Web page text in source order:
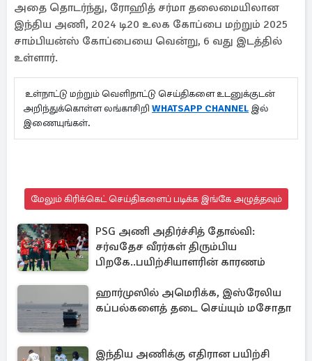
அதை தொடர்ந்து, ரோஹித் சர்மா தலைமையிலான
இந்திய அணி, 2024 டி20 உலக கோப்பை மற்றும் 2025
சாம்பியன்ஸ் கோப்பையை வென்று, 6 வது இடத்தில்
உள்ளார்.
உள்நாட்டு மற்றும் வெளிநாட்டு செய்திகளை உடனுக்குடன்
அறிந்துக்கொள்ள லங்காசிறி WHATSAPP CHANNEL இல்
இணையுங்கள்.
மேலும் கிரிக்கெட் செய்திகளைப் படிக்க இங்கே அழுத்தவும்
PSG அணி அதிர்ச்சித் தோல்வி:
சர்வதேச வீரர்கள் திரும்பிய
பிறகே..பயிற்சியாளரின் காரணம்
ஹார்முஸில் அமெரிக்க, இஸ்ரேலிய
கப்பல்களைத் தடை செய்யும் மசோதா
இந்திய அணிக்கு எதிரான பயிற்சி